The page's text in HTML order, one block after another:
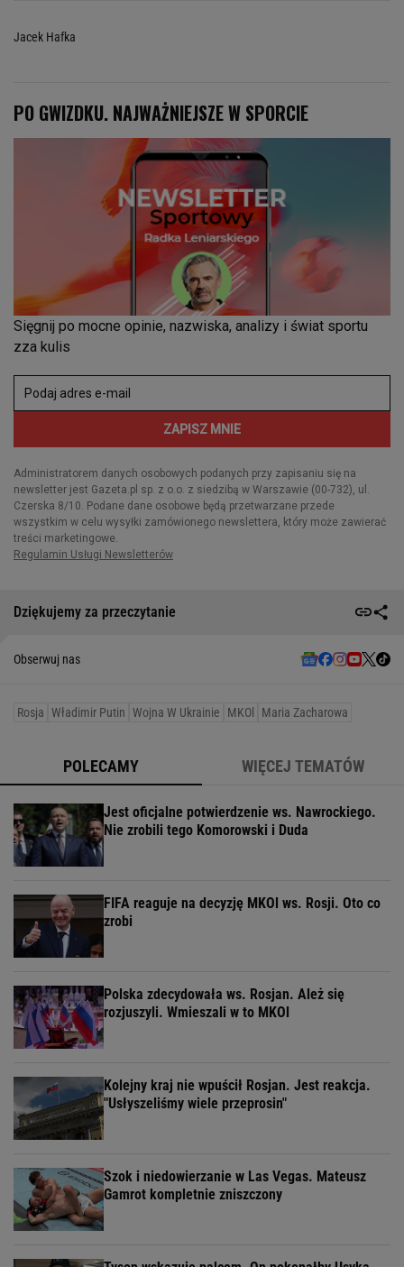
Jacek Hafka
Dziękujemy za przeczytanie
Obserwuj nas
Rosja Władimir Putin Wojna W Ukrainie MKOl Maria Zacharowa
POLECAMY WIĘCEJ TEMATÓW
Jest oficjalne potwierdzenie ws. Nawrockiego.
Nie zrobili tego Komorowski i Duda
FIFA reaguje na decyzję MKOl ws. Rosji. Oto co
zrobi
Polska zdecydowała ws. Rosjan. Ależ się
rozjuszyli. Wmieszali w to MKOl
Kolejny kraj nie wpuścił Rosjan. Jest reakcja.
"Usłyszeliśmy wiele przeprosin"
Szok i niedowierzanie w Las Vegas. Mateusz
Gamrot kompletnie zniszczony